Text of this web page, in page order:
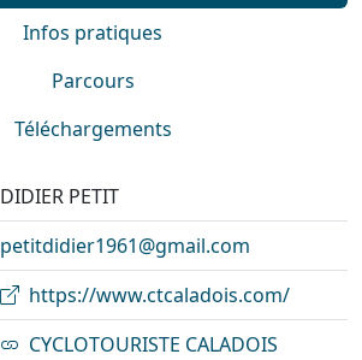
Infos pratiques
Parcours
Téléchargements
DIDIER PETIT
petitdidier1961@gmail.com
https://www.ctcaladois.com/
CYCLOTOURISTE CALADOIS